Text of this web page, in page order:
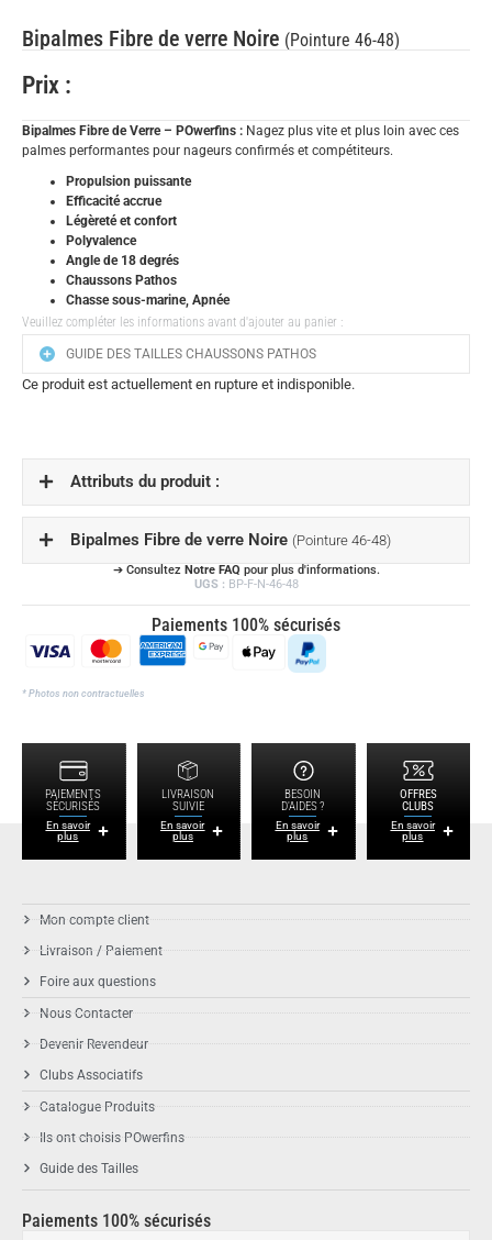
Bipalmes Fibre de verre Noire (Pointure 46-48)
Prix :
Bipalmes Fibre de Verre – POwerfins : Nagez plus vite et plus loin avec ces
palmes performantes pour nageurs confirmés et compétiteurs.
Propulsion puissante
Efficacité accrue
Légèreté et confort
Polyvalence
Angle de 18 degrés
Chaussons Pathos
Chasse sous-marine, Apnée
Veuillez compléter les informations avant d'ajouter au panier :
GUIDE DES TAILLES CHAUSSONS PATHOS
Ce produit est actuellement en rupture et indisponible.
Attributs du produit :
Bipalmes Fibre de verre Noire (Pointure 46-48)
➔ Consultez Notre FAQ pour plus d'informations.
UGS : BP-F-N-46-48
Paiements 100% sécurisés
* Photos non contractuelles
PAIEMENTS
SÉCURISÉS
En savoir
plus
LIVRAISON
SUIVIE
En savoir
plus
BESOIN
D'AIDES ?
En savoir
plus
OFFRES
CLUBS
En savoir
plus
Mon compte client
Livraison / Paiement
Foire aux questions
Nous Contacter
Devenir Revendeur
Clubs Associatifs
Catalogue Produits
Ils ont choisis POwerfins
Guide des Tailles
Paiements 100% sécurisés